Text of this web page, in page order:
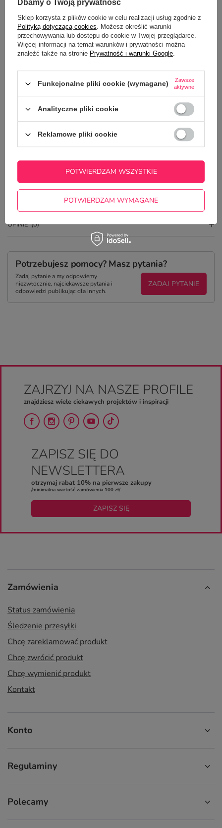
DODAJ DO KOSZYKA
Tania i szybka dostawa
Bezpieczne zakupy
OPINIE (0)
Potrzebujesz pomocy? Masz pytania?
Zadaj pytanie a my odpowiemy
niezwłocznie, najciekawsze pytania i
odpowiedzi publikując dla innych.
ZADAJ PYTANIE
ZAJRZYJ NA NASZE PROFILE
znajdziesz wiele ciekawych projektów i inspiracji
ZAPISZ SIĘ DO
NEWSLETTERA
otrzymaj rabat 10% na pierwsze zakupy
/minimalna wartość zamówienia 100 zł/
ZAPISZ SIĘ
Zamówienia
Status zamówienia
Śledzenie przesyłki
Chcę zareklamować produkt
Chcę zwrócić produkt
Chcę wymienić produkt
Kontakt
Konto
Regulaminy
Polecamy
Dbamy o Twoją prywatność
Sklep korzysta z plików cookie w celu realizacji usług zgodnie z
Polityką dotyczącą cookies. Możesz określić warunki
przechowywania lub dostępu do cookie w Twojej przeglądarce.
Więcej informacji na temat warunków i prywatności można
znaleźć także na stronie Prywatność i warunki Google.
Funkcjonalne pliki cookie (wymagane)
Zawsze
aktywne
Analityczne pliki cookie
Reklamowe pliki cookie
POTWIERDZAM WYMAGANE
POTWIERDZAM WSZYSTKIE